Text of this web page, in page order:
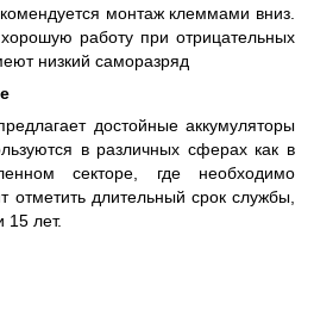
монтаж клеммами вниз.
работу при отрицательных
низкий саморазряд
достойные аккумуляторы
в различных сферах как в
секторе, где необходимо
отметить длительный срок службы,
15 лет.